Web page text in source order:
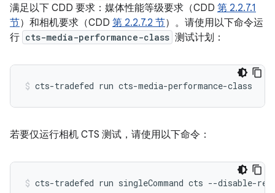
满足以下 CDD 要求：媒体性能等级要求（CDD 第 2.2.7.1
节）和相机要求（CDD 第 2.2.7.2 节）。请使用以下命令运
行 cts-media-performance-class 测试计划：
cts-tradefed run cts-media-performance-class
若要仅运行相机 CTS 测试，请使用以下命令：
cts-tradefed run singleCommand cts --disable-